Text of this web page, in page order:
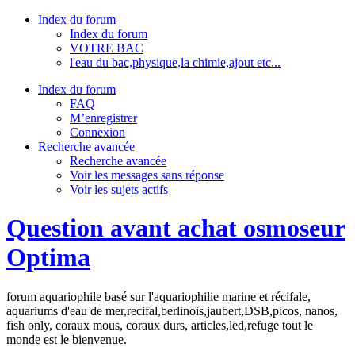
Index du forum
Index du forum
VOTRE BAC
l'eau du bac,physique,la chimie,ajout etc...
Index du forum
FAQ
M’enregistrer
Connexion
Recherche avancée
Recherche avancée
Voir les messages sans réponse
Voir les sujets actifs
Question avant achat osmoseur
Optima
forum aquariophile basé sur l'aquariophilie marine et récifale,
aquariums d'eau de mer,recifal,berlinois,jaubert,DSB,picos, nanos,
fish only, coraux mous, coraux durs, articles,led,refuge tout le
monde est le bienvenue.